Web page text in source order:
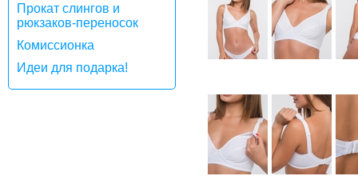
Прокат слингов и
рюкзаков-переносок
Комиссионка
Идеи для подарка!